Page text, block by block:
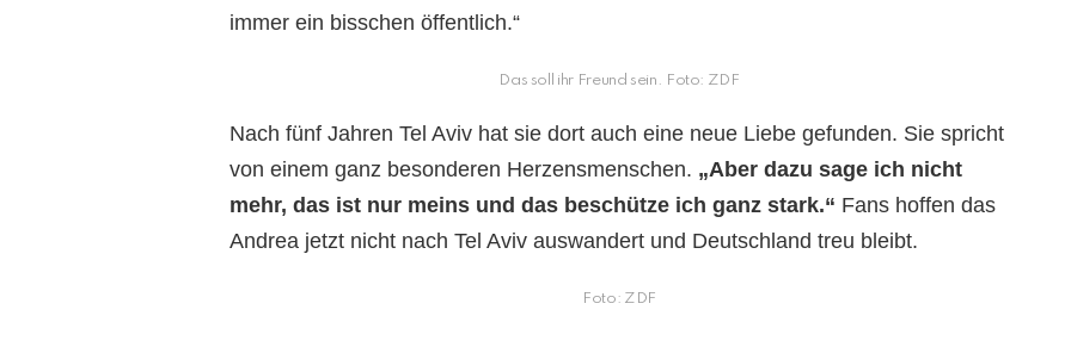
immer ein bisschen öffentlich.“
Das soll ihr Freund sein. Foto: ZDF
Nach fünf Jahren Tel Aviv hat sie dort auch eine neue Liebe gefunden. Sie spricht
von einem ganz besonderen Herzensmenschen. „Aber dazu sage ich nicht
mehr, das ist nur meins und das beschütze ich ganz stark.“ Fans hoffen das
Andrea jetzt nicht nach Tel Aviv auswandert und Deutschland treu bleibt.
Foto: ZDF